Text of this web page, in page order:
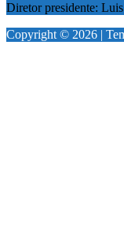
Diretor presidente:
Copyright © 2026 |